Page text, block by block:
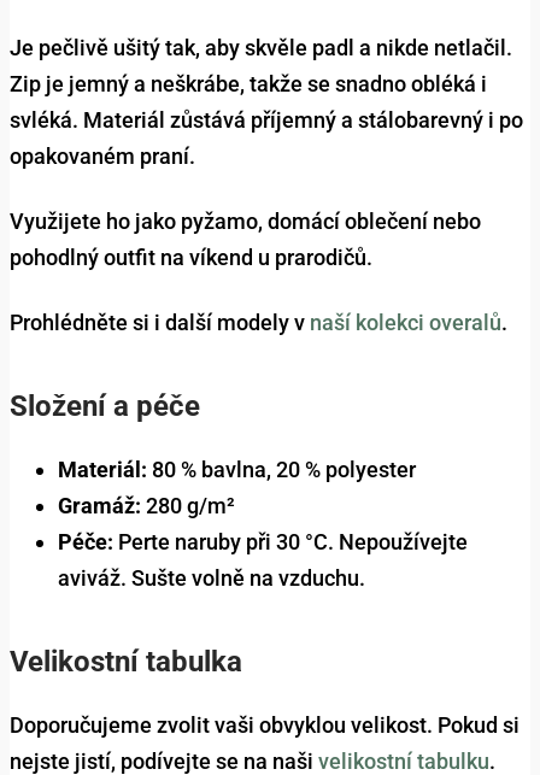
Je pečlivě ušitý tak, aby skvěle padl a nikde netlačil.
Zip je jemný a neškrábe, takže se snadno obléká i
svléká. Materiál zůstává příjemný a stálobarevný i po
opakovaném praní.
Využijete ho jako pyžamo, domácí oblečení nebo
pohodlný outfit na víkend u prarodičů.
Prohlédněte si i další modely v naší kolekci overalů.
Složení a péče
Materiál: 80 % bavlna, 20 % polyester
Gramáž: 280 g/m²
Péče: Perte naruby při 30 °C. Nepoužívejte
aviváž. Sušte volně na vzduchu.
Velikostní tabulka
Doporučujeme zvolit vaši obvyklou velikost. Pokud si
nejste jistí, podívejte se na naši velikostní tabulku.